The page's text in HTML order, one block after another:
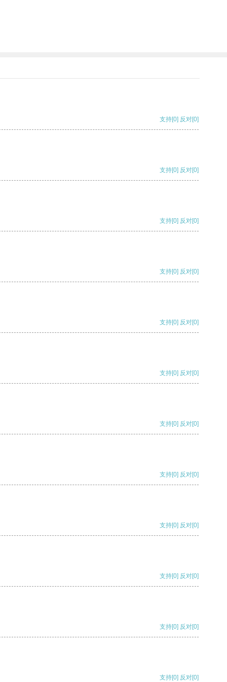
支持[0] 反对[0]
支持[0] 反对[0]
支持[0] 反对[0]
支持[0] 反对[0]
支持[0] 反对[0]
支持[0] 反对[0]
支持[0] 反对[0]
支持[0] 反对[0]
支持[0] 反对[0]
支持[0] 反对[0]
支持[0] 反对[0]
支持[0] 反对[0]